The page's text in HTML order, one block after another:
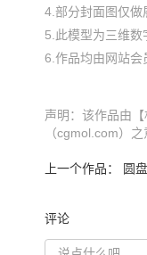
4.部分封面图仅做
5.此模型为三维
声明：该作品由
（cgmol.com）之
上一个作品： 圆
评论